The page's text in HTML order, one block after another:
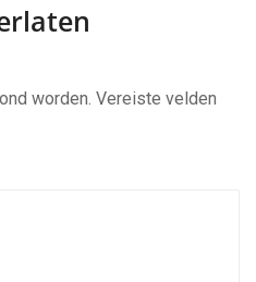
worden. Vereiste velden